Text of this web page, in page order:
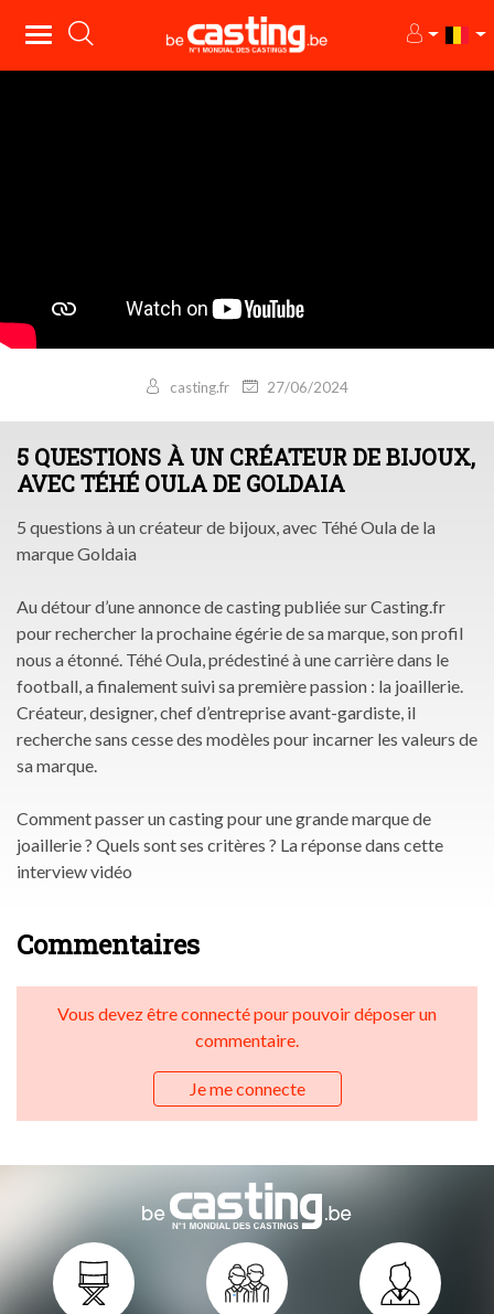
casting.fr 27/06/2024
5 QUESTIONS À UN CRÉATEUR DE BIJOUX,
AVEC TÉHÉ OULA DE GOLDAIA
5 questions à un créateur de bijoux, avec Téhé Oula de la
marque Goldaia
Au détour d’une annonce de casting publiée sur Casting.fr
pour rechercher la prochaine égérie de sa marque, son profil
nous a étonné. Téhé Oula, prédestiné à une carrière dans le
football, a finalement suivi sa première passion : la joaillerie.
Créateur, designer, chef d’entreprise avant-gardiste, il
recherche sans cesse des modèles pour incarner les valeurs de
sa marque.
Comment passer un casting pour une grande marque de
joaillerie ? Quels sont ses critères ? La réponse dans cette
interview vidéo
Commentaires
Vous devez être connecté pour pouvoir déposer un
commentaire.
Je me connecte